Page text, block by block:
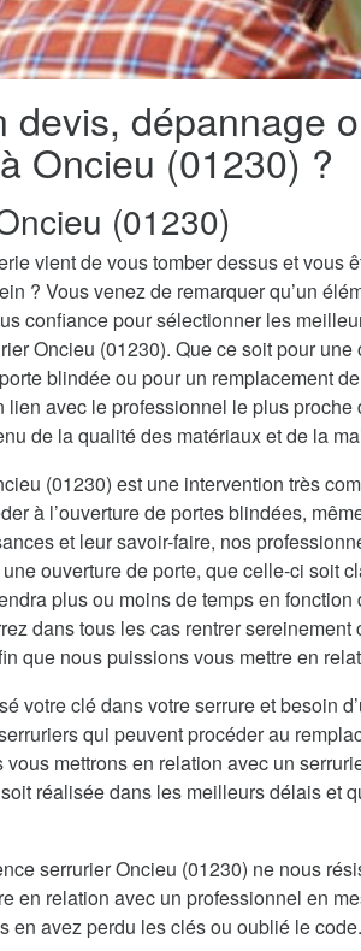
devis, dépannage
Oncieu (01230) ?
(01230)
vient de vous tomber dessus et vous
? Vous venez de remarquer qu’un
confiance pour sélectionner les
Oncieu (01230). Que ce soit pour
blindée ou pour un remplacement
lien avec le professionnel le plus proche
de la qualité des matériaux et de la
(01230) est une intervention très
à l’ouverture de portes blindées,
et leur savoir-faire, nos
ouverture de porte, que celle-ci soit
plus ou moins de temps en
dans tous les cas rentrer sereinement
que nous puissions vous mettre en
votre clé dans votre serrure et besoin
qui peuvent procéder au
mettrons en relation avec un
réalisée dans les meilleurs délais et
serrurier Oncieu (01230) ne nous
en relation avec un professionnel en
en avez perdu les clés ou oublié le code.